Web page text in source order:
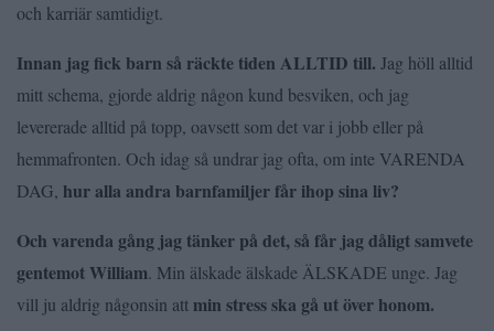
och karriär samtidigt.
Innan jag fick barn så räckte tiden ALLTID till. Jag höll alltid
mitt schema, gjorde aldrig någon kund besviken, och jag
levererade alltid på topp, oavsett som det var i jobb eller på
hemmafronten. Och idag så undrar jag ofta, om inte VARENDA
DAG, hur alla andra barnfamiljer får ihop sina liv?
Och varenda gång jag tänker på det, så får jag dåligt samvete
gentemot William. Min älskade älskade ÄLSKADE unge. Jag
vill ju aldrig någonsin att min stress ska gå ut över honom.